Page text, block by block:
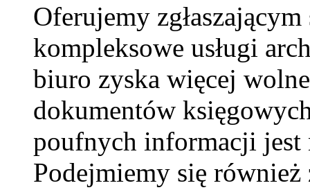
Oferujemy
kompleksowe usługi
biuro zyska więcej
dokumentów
poufnych informacji jest
Podejmiemy się